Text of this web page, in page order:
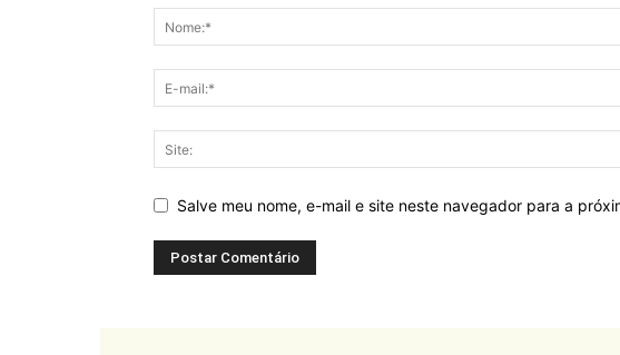
Salve meu nome, e-mail e site neste navegador para a